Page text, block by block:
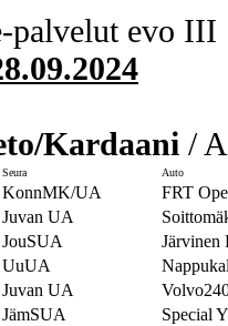
palvelut evo III
Kardaani /
Seura
Auto
KonnMK/UA FRT
Juvan UA
JouSUA Järvinen
UuUA
Juvan UA
JämSUA Special